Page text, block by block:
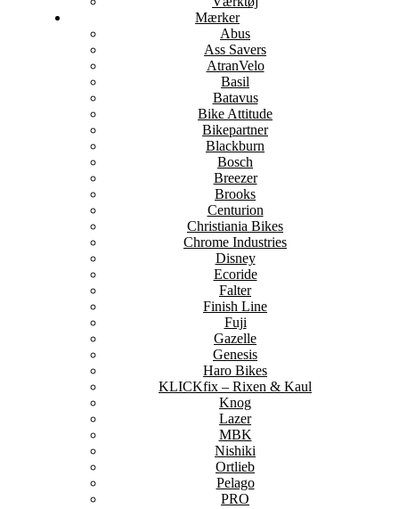
Mærker
Abus
Ass Savers
AtranVelo
Basil
Batavus
Bike Attitude
Bikepartner
Blackburn
Bosch
Breezer
Brooks
Centurion
Christiania Bikes
Chrome Industries
Disney
Ecoride
Falter
Finish Line
Fuji
Gazelle
Genesis
Haro Bikes
KLICKfix – Rixen & Kaul
Knog
Lazer
MBK
Nishiki
Ortlieb
Pelago
PRO